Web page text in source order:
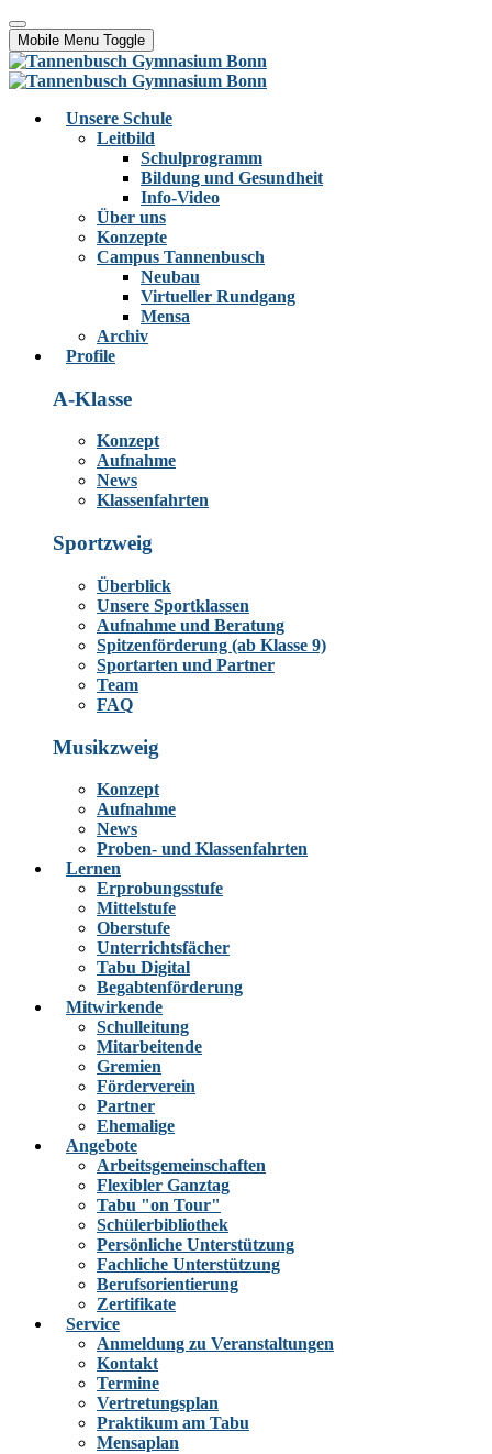
Mobile Menu Toggle
Unsere Schule
Leitbild
Schulprogramm
Bildung und Gesundheit
Info-Video
Über uns
Konzepte
Campus Tannenbusch
Neubau
Virtueller Rundgang
Mensa
Archiv
Profile
A-Klasse
Konzept
Aufnahme
News
Klassenfahrten
Sportzweig
Überblick
Unsere Sportklassen
Aufnahme und Beratung
Spitzenförderung (ab Klasse 9)
Sportarten und Partner
Team
FAQ
Musikzweig
Konzept
Aufnahme
News
Proben- und Klassenfahrten
Lernen
Erprobungsstufe
Mittelstufe
Oberstufe
Unterrichtsfächer
Tabu Digital
Begabtenförderung
Mitwirkende
Schulleitung
Mitarbeitende
Gremien
Förderverein
Partner
Ehemalige
Angebote
Arbeitsgemeinschaften
Flexibler Ganztag
Tabu "on Tour"
Schülerbibliothek
Persönliche Unterstützung
Fachliche Unterstützung
Berufsorientierung
Zertifikate
Service
Anmeldung zu Veranstaltungen
Kontakt
Termine
Vertretungsplan
Praktikum am Tabu
Mensaplan